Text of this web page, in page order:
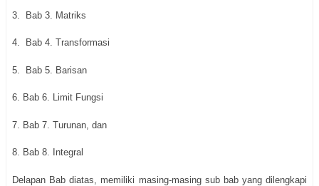
3. Bab 3. Matriks
4. Bab 4. Transformasi
5. Bab 5. Barisan
6. Bab 6. Limit Fungsi
7. Bab 7. Turunan, dan
8. Bab 8. Integral
Delapan Bab diatas, memiliki masing-masing sub bab yang dilengkapi